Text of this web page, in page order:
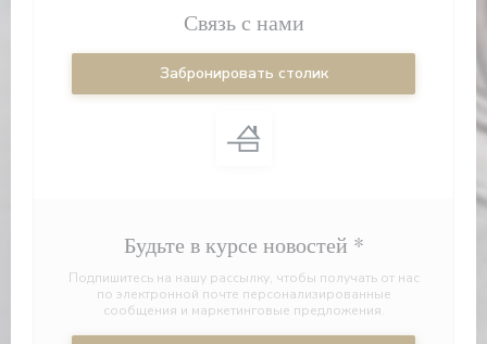
Связь с нами
Забронировать столик
Будьте в курсе новостей *
Подпишитесь на нашу рассылку, чтобы получать от нас
по электронной почте персонализированные
сообщения и маркетинговые предложения.